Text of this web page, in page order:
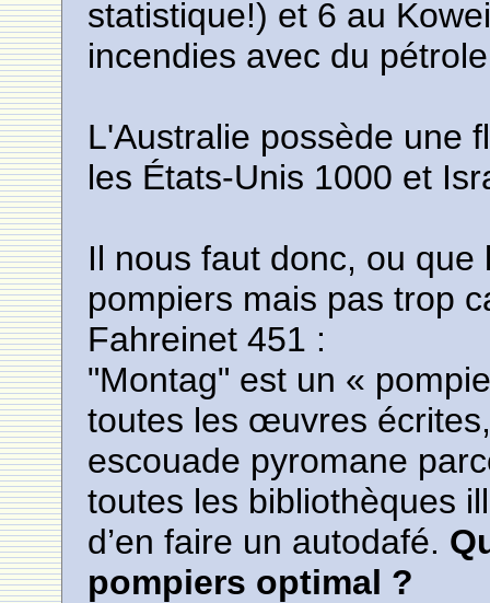
statistique!) et 6 au
incendies avec du
L'Australie possède une
les États-Unis 1000 et
Il nous faut donc, ou
pompiers mais pas trop
Fahreinet 451 :
"Montag" est un «
toutes les œuvres
escouade pyromane
toutes les bibliothèques
d’en faire un autodafé.
pompiers optimal ?